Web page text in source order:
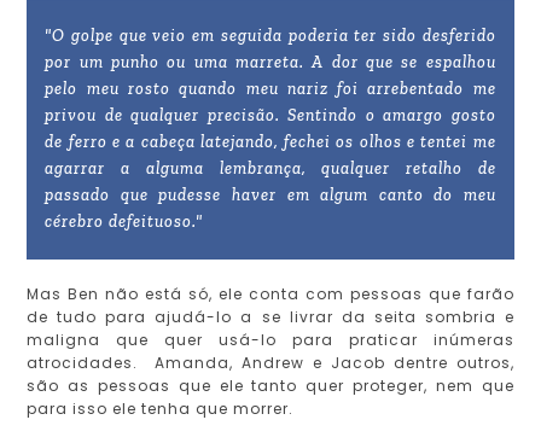
"O golpe que veio em seguida poderia ter sido desferido
por um punho ou uma marreta. A dor que se espalhou
pelo meu rosto quando meu nariz foi arrebentado me
privou de qualquer precisão. Sentindo o amargo gosto
de ferro e a cabeça latejando, fechei os olhos e tentei me
agarrar a alguma lembrança, qualquer retalho de
passado que pudesse haver em algum canto do meu
cérebro defeituoso."
Mas Ben não está só, ele conta com pessoas que farão
de tudo para ajudá-lo a se livrar da seita sombria e
maligna que quer usá-lo para praticar inúmeras
atrocidades. Amanda, Andrew e Jacob dentre outros,
são as pessoas que ele tanto quer proteger, nem que
para isso ele tenha que morrer.